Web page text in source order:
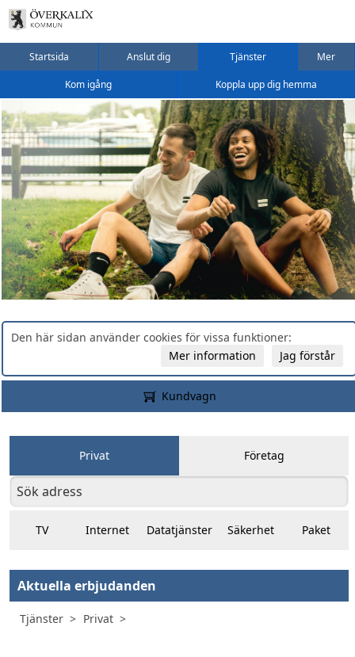
Startsida Anslut dig Tjänster Mer
Kom igång Koppla upp dig hemma
Den här sidan använder cookies för vissa funktioner:
Jag förstår
Mer information
Kundvagn
Privat Företag
TV Internet Datatjänster Säkerhet Paket
Aktuella erbjudanden
Tjänster Privat